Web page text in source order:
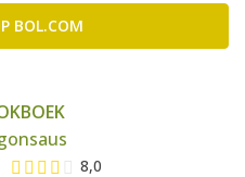
BOL.COM
8,0